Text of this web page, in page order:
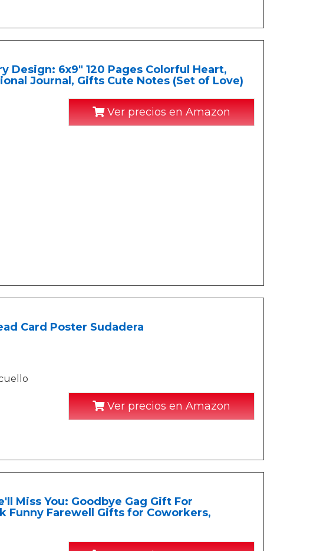
Design: 6x9" 120 Pages Colorful Heart,
Journal, Gifts Cute Notes (Set of Love)
Ver precios en Amazon
Card Poster Sudadera
Ver precios en Amazon
Miss You: Goodbye Gag Gift For
Funny Farewell Gifts for Coworkers,